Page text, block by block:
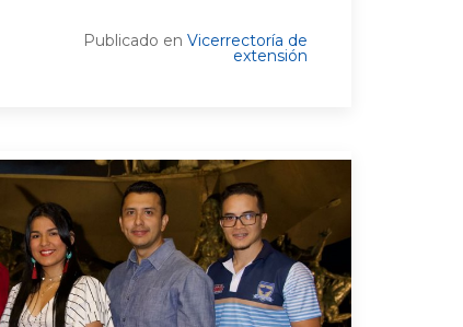
Publicado en Vicerrectoría de
extensión